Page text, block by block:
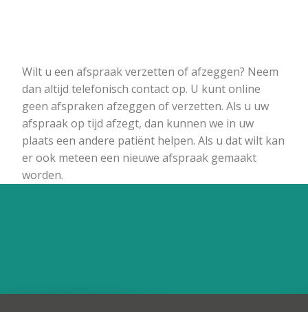
Wilt u een afspraak verzetten of afzeggen? Neem
dan altijd telefonisch contact op. U kunt online
geen afspraken afzeggen of verzetten. Als u uw
afspraak op tijd afzegt, dan kunnen we in uw
plaats een andere patiënt helpen. Als u dat wilt kan
er ook meteen een nieuwe afspraak gemaakt
worden.